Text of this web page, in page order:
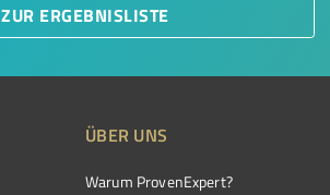
ZUR ERGEBNISLISTE
ÜBER UNS
Warum ProvenExpert?